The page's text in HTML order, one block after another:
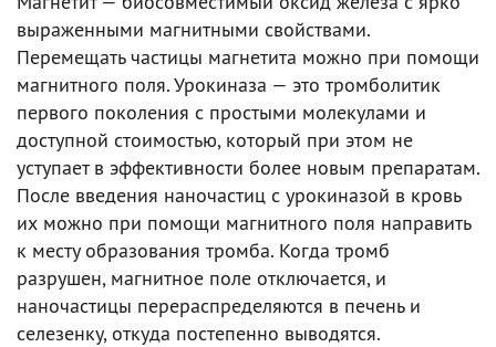
выраженными магнитными свойствами.
Перемещать частицы магнетита можно при помощи
магнитного поля. Урокиназа — это тромболитик
первого поколения с простыми молекулами и
доступной стоимостью, который при этом не
уступает в эффективности более новым препаратам.
После введения наночастиц с урокиназой в кровь
их можно при помощи магнитного поля направить
к месту образования тромба. Когда тромб
разрушен, магнитное поле отключается, и
наночастицы перераспределяются в печень и
селезенку, откуда постепенно выводятся.